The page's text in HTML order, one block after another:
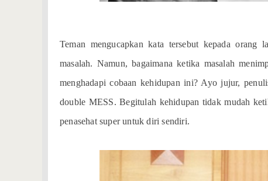
Teman mengucapkan kata tersebut kepada
masalah. Namun, bagaimana ketika masalah
menghadapi cobaan kehidupan ini? Ayo jujur,
double MESS. Begitulah kehidupan tidak mudah
penasehat super untuk diri sendiri.